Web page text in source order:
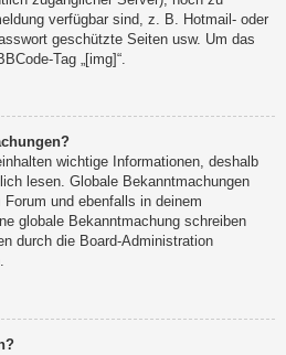
verfügbar sind, z. B. Hotmail- oder
geschützte Seiten usw. Um das
Tag „[img]“.
wichtige Informationen, deshalb
lesen. Globale Bekanntmachungen
und ebenfalls in deinem
globale Bekanntmachung schreiben
durch die Board-Administration